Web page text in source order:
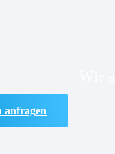
anfragen